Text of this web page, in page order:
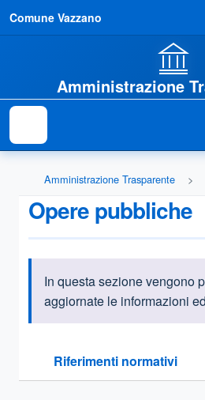
Comune Vazzano
Amministrazione
Amministrazione Trasparente
Opere pubbliche
Informazioni
In questa sezione vengono
aggiornate le informazioni
Riferimenti normativi
Sezione compressa